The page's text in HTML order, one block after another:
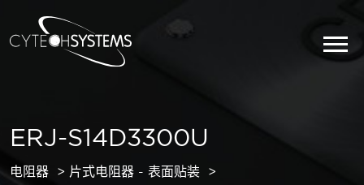
ERJ-S14D3300U
电阻器
片式电阻器 - 表面贴装